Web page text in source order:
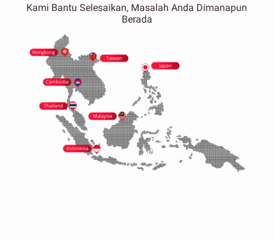
Kami Bantu Selesaikan, Masalah Anda Dimanapun
Berada